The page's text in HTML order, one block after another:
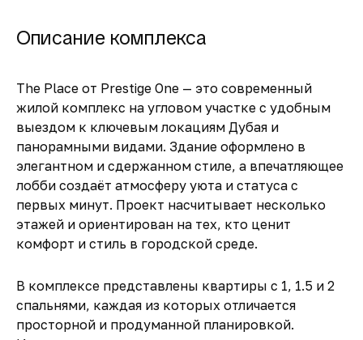
Описание комплекса
The Place от Prestige One — это современный
жилой комплекс на угловом участке с удобным
выездом к ключевым локациям Дубая и
панорамными видами. Здание оформлено в
элегантном и сдержанном стиле, а впечатляющее
лобби создаёт атмосферу уюта и статуса с
первых минут. Проект насчитывает несколько
этажей и ориентирован на тех, кто ценит
комфорт и стиль в городской среде.
В комплексе представлены квартиры с 1, 1.5 и 2
спальнями, каждая из которых отличается
просторной и продуманной планировкой.